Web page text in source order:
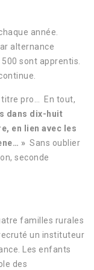
année.
alternance
sont apprentis.
titre pro…
En tout,
dans dix-huit
en lien avec les
» Sans oublier
seconde
familles rurales
un instituteur
Les enfants
des